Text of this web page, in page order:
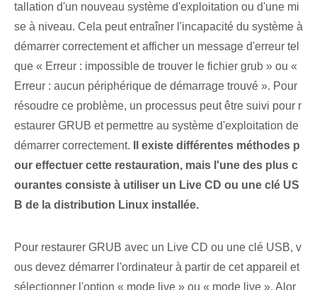
tallation d'un nouveau système d'exploitation ou d'une mi
se à niveau. Cela peut entraîner l'incapacité du système à
démarrer correctement et afficher un message d'erreur tel
que « Erreur : impossible de trouver le fichier grub » ou «
Erreur : aucun périphérique de démarrage trouvé ». Pour
résoudre ce problème, un processus peut être suivi pour r
estaurer GRUB et permettre au système d'exploitation de
démarrer correctement.⁣
Il existe différentes méthodes p
our effectuer cette restauration, mais l'une des plus c
ourantes consiste à utiliser un Live CD ou une clé US
B de la distribution Linux installée.
Pour restaurer GRUB avec un Live CD ou une clé USB, v
ous devez démarrer l'ordinateur à partir de cet appareil et
sélectionner l'option « mode live » ou « mode live ». Alor